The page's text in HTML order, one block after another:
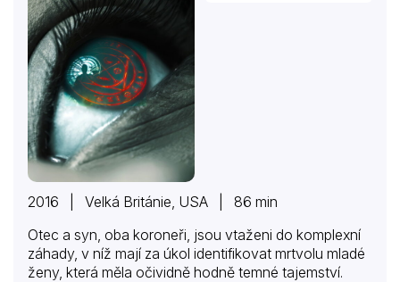
2016 | Velká Británie, USA | 86 min
Otec a syn, oba koroneři, jsou vtaženi do komplexní
záhady, v níž mají za úkol identifikovat mrtvolu mladé
ženy, která měla očividně hodně temné tajemství.